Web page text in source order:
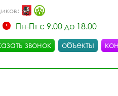
Пн-Пт с 9.00 до 18.00
звонок объекты